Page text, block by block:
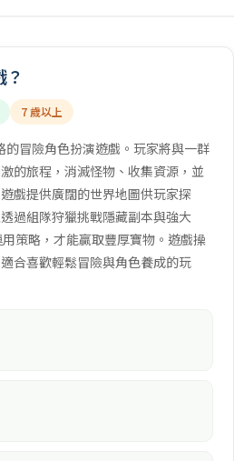
？
7 歲以上
的冒險角色扮演遊戲。玩家將與一群
的旅程，消滅怪物、收集資源，並
戲提供廣闊的世界地圖供玩家探
過組隊狩獵挑戰隱藏副本與強大
策略，才能贏取豐厚寶物。遊戲操
合喜歡輕鬆冒險與角色養成的玩